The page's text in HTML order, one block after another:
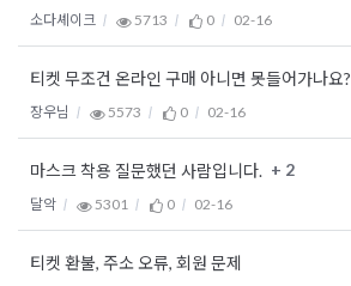
소다셰이크 5713 0 02-16
티켓 무조건 온라인 구매 아니면 못들어가나요?
장우님 5573 0 02-16
마스크 착용 질문했던 사람입니다. + 2
달악 5301 0 02-16
티켓 환불, 주소 오류, 회원 문제